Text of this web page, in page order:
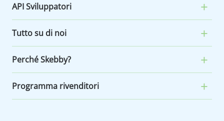
API Sviluppatori
Tutto su di noi
Perché Skebby?
Programma rivenditori